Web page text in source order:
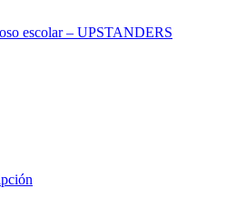
escolar – UPSTANDERS